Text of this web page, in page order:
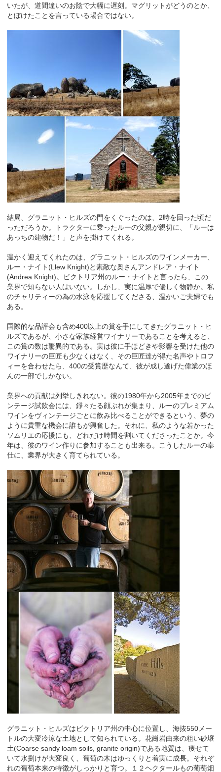
いたが、道間違いのお陰で大幅に遅刻。マグリットがどうのとか、
とぼけたことを言っている場合ではない。
結局、グラニット・ヒルズの門をくぐったのは、2時を回った頃だ
っただろうか。トラクターに乗ったルーの父親が親切に、「ルーは
あっちの建物だ！」と声を掛けてくれる。
温かく迎えてくれたのは、グラニット・ヒルズのワインメーカー、
ルー・ナイト(Llew Knight)と素敵な奥さんアンドレア・ナイト
(Andrea Knight)。ビクトリア州のルー・ナイトと言ったら、この
業界で知らない人はいない。しかし、実に温厚で優しく物静か。私
のチャリティーの為の水泳を応援してくださる、温かいご夫婦でも
ある。
国際的な品評会も含め400以上の賞を手にしてきたグラニット・ヒ
ルズであるが、小さな家族経営ワイナリーであることを考えると、
この賞の数は驚異的である。実は彼に手ほどきや影響を受けた他の
ワイナリーの巨匠も少なくはなく、その巨匠達が得た名声やトロフ
ィーを合わせたら、400の受賞歴なんて、彼が成し遂げた偉業のほ
んの一部でしかない。
業界への貢献は列挙しきれない。彼の1980年から2005年までのビ
ンテージ試飲会には、錚々たる顔ぶれが集まり、ルーのプレミアム
ワインをヴィンテージごとに飲み比べることができるという、夢の
ように貴重な機会に誰もが興奮した。それに、私のような若かった
ソムリエの応援にも、どれだけ時間を割いてくださったことか。今
年は、彼のワイン作りに参加することも出来る。こうしたルーの奉
仕に、業界が大きく育てられている。
グラニット・ヒルズはビクトリア州の中心に位置し、海抜550メー
トルの大変冷涼な土地として知られている。花崗岩由来の粗い砂壌
土(Coarse sandy loam soils, granite origin)である地質は、痩せて
いて水捌けが大変良く、葡萄の木はゆっくりと着実に成長。それぞ
れの葡萄本来の特徴がしっかりと育つ。１２ヘクタールもの葡萄畑